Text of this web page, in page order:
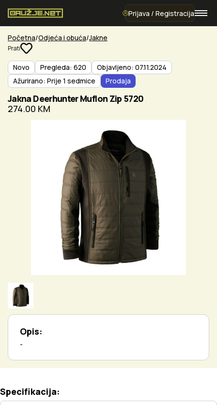
Prijava / Registracija
Početna Odjeća i obuća Jakne
Prati
Novo Pregleda: 620
Objavljeno: 07.11.2024
Ažurirano: Prije 1 sedmice
Prodaja
Jakna Deerhunter Muflon Zip 5720
274.00 KM
Opis:
-
Specifikacija: